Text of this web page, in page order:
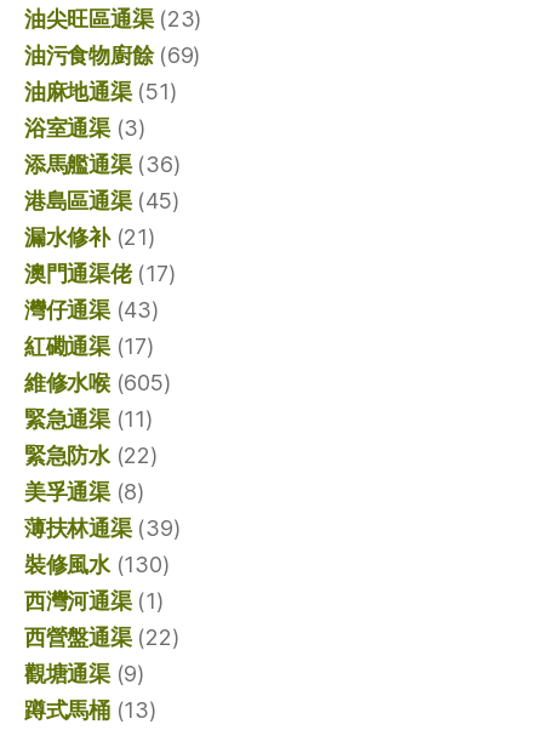
油尖旺區通渠(23)
油污食物廚餘(69)
油麻地通渠(51)
浴室通渠(3)
添馬艦通渠(36)
港島區通渠(45)
漏水修补(21)
澳門通渠佬(17)
灣仔通渠(43)
紅磡通渠(17)
維修水喉(605)
緊急通渠(11)
緊急防水(22)
美孚通渠(8)
薄扶林通渠(39)
裝修風水(130)
西灣河通渠(1)
西營盤通渠(22)
觀塘通渠(9)
蹲式馬桶(13)